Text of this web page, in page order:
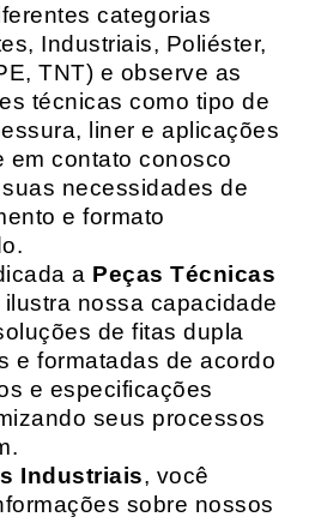
categorias
Industriais, Poliéster,
TNT) e observe as
técnicas como tipo de
liner e aplicações
em contato conosco
necessidades de
e formato
a Peças Técnicas
ilustra nossa capacidade
de fitas dupla
e formatadas de acordo
e especificações
seus processos
Industriais, você
sobre nossos